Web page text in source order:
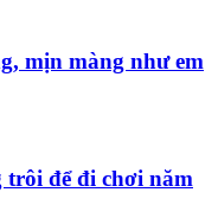
mịn màng như em
trôi để đi chơi năm